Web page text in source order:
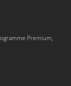
Premium,